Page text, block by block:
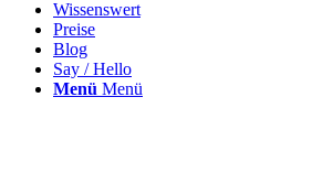
Wissenswert
Preise
Blog
Say / Hello
Menü Menü